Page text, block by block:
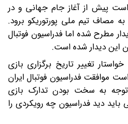
است پیش از آغاز جام جهانی و در
مصاف تیم ملی پورتوریکو برود.
مطرح شده اما فدراسیون فوتبال
این دیدار شده است.
تغییر تاریخ برگزاری بازی
موافقت فدراسیون فوتبال ایران
به سخت بودن تدارک بازی‌
دید فدراسیون چه رویکردی را